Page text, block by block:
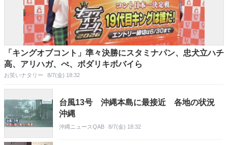
「キングオブコント」準々決勝にスタミナパン、忠犬立ハチ
高、アリハガ、ぺ、ボダリキボバイら
お笑いナタリー 8/7(金) 18:32
台風13号 沖縄本島に最接近 各地の状況
沖縄
沖縄ニュースQAB 8/7(金) 18:32